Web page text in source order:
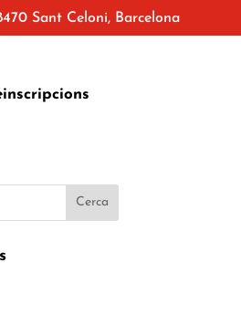
Sant Celoni, Barcelona